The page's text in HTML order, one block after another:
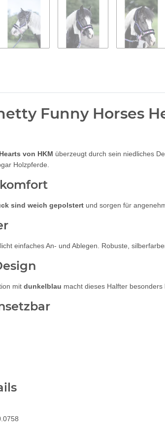
Funny Horses
von HKM überzeugt durch sein niedliches
Holzpferde.
sind weich gepolstert und sorgen für
einfaches An- und Ablegen. Robuste,
mit dunkelblau macht dieses Halfter besonders